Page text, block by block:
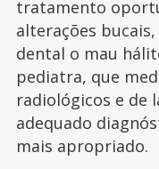
tratamento
alterações
dental o mau
pediatra, que
radiológicos e de
adequado
mais apropriado.